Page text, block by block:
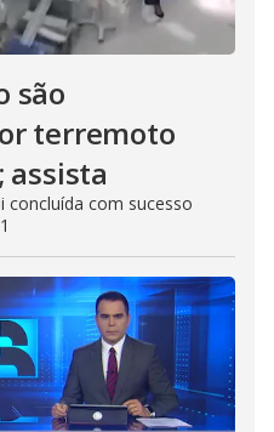
são
terremoto
concluída com sucesso